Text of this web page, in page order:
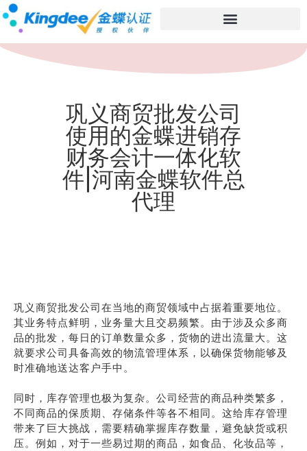
巩义商贸批发公司
使用的金蝶进销存
财务会计一体化软
件|河南金蝶软件总
代理
巩义商贸批发公司在当地的商贸领域中占据着重要地位。
其业务特点鲜明，业务量大且交易频繁。由于涉及众多商
品的批发，每日的订单数量众多，货物的进出流量大。这
就要求公司具备高效的物流管理体系，以确保货物能够及
时准确地送达客户手中。
同时，库存管理也极为复杂。公司经营的商品种类繁多，
不同商品的保质期、存储条件等各不相同。这给库存管理
带来了巨大挑战，需要精确掌握库存数量，避免缺货或积
压。例如，对于一些易过期的商品，如食品、化妆品等，